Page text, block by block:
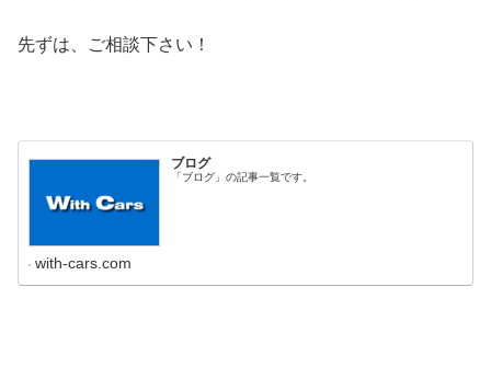
先ずは、ご相談下さい！
ブログ
「ブログ」の記事一覧です。
with-cars.com